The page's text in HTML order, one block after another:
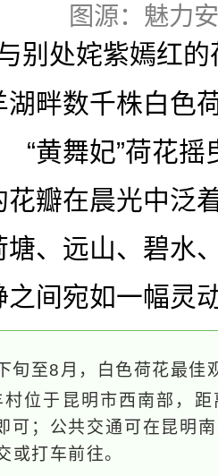
图源：魅力
别处姹紫嫣红的
湖畔数千株白色
“黄舞妃”荷花摇
花瓣在晨光中泛
塘、远山、碧水
之间宛如一幅灵
旬至8月，白色荷花最佳
村位于昆明市西南部，
可；公共交通可在昆明
或打车前往。